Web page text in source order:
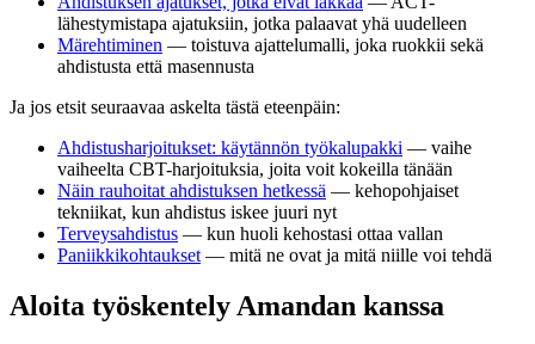
lähestymistapa ajatuksiin, jotka palaavat yhä uudelleen
Märehtiminen — toistuva ajattelumalli, joka ruokkii sekä
ahdistusta että masennusta
Ja jos etsit seuraavaa askelta tästä eteenpäin:
Ahdistusharjoitukset: käytännön työkalupakki — vaihe
vaiheelta CBT-harjoituksia, joita voit kokeilla tänään
Näin rauhoitat ahdistuksen hetkessä — kehopohjaiset
tekniikat, kun ahdistus iskee juuri nyt
Terveysahdistus — kun huoli kehostasi ottaa vallan
Paniikkikohtaukset — mitä ne ovat ja mitä niille voi tehdä
Aloita työskentely Amandan kanssa